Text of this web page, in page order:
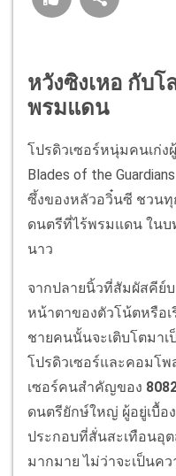
หวังซิงเหอ กับ
พรมแดน
โปรดิวเซอร์หนุ่มคนเก่ง
Blades of the
ซึ้งของหลัวอวิ๋นซี ชวนทุ
ดนตรีที่ไร้พรมแดน ใน
นาว
จากปลายนิ้วที่สัมผัสคีย์
หน้าตาของตัวโน้ตหรือเ
ชายคนนั้นจะเติบโตมาเ
โปรดิวเซอร์และคอมโ
เซอร์คนสำคัญของ
ดนตรียักษ์ใหญ่ ผู้อยู่เบื้
ประกอบที่สั่นสะเทือนอุ
มากมาย ไม่ว่าจะเป็นค